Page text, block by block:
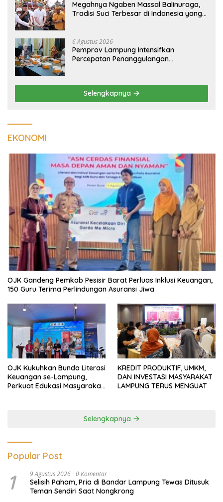
Megahnya Ngaben Massal Balinuraga,
Tradisi Suci Terbesar di Indonesia yang
6 Agustus 2026
Pemprov Lampung Intensifkan
Percepatan Penanggulangan
Selengkapnya
EKONOMI
OJK Gandeng Pemkab Pesisir Barat Perluas Inklusi Keuangan,
150 Guru Terima Perlindungan Asuransi Jiwa
OJK Kukuhkan Bunda Literasi
Keuangan se-Lampung,
Perkuat Edukasi Masyarakat
KREDIT PRODUKTIF, UMKM,
DAN INVESTASI MASYARAKAT
LAMPUNG TERUS MENGUAT
Selengkapnya
Popular Post
1 9 Agustus 2026 0 Komentar
Selisih Paham, Pria di Bandar Lampung Tewas Ditusuk
Teman Sendiri Saat Nongkrong